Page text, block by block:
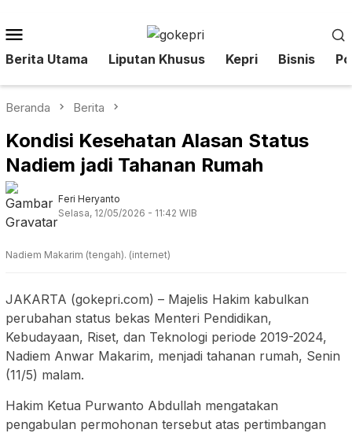
ke
Mobile
Berita Utama Liputan Khusus Kepri Bisnis
Beranda Berita
Kondisi Kesehatan Alasan Status
Nadiem jadi Tahanan Rumah
Feri Heryanto
Selasa, 12/05/2026 - 11:42 WIB
Nadiem Makarim (tengah). (internet)
JAKARTA (gokepri.com) – Majelis Hakim kabulkan
perubahan status bekas Menteri Pendidikan,
Kebudayaan, Riset, dan Teknologi periode 2019-2024,
Nadiem Anwar Makarim, menjadi tahanan rumah, Senin
(11/5) malam.
Hakim Ketua Purwanto Abdullah mengatakan
pengabulan permohonan tersebut atas pertimbangan